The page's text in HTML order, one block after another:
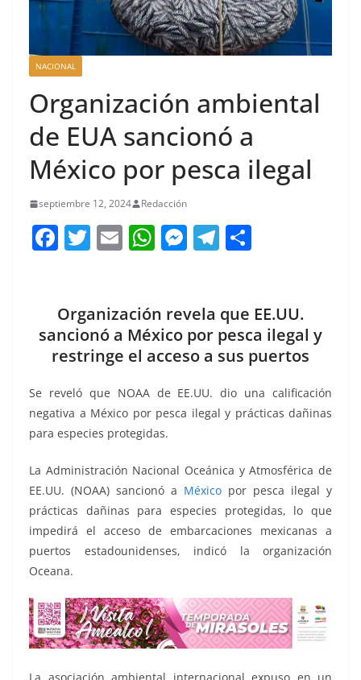
NACIONAL
Organización ambiental
de EUA sancionó a
México por pesca ilegal
septiembre 12, 2024 Redacción
F
e
b
o
o
k
T
er
E
l
W
s
A
p
p
M
e
n
g
er
T
gr
a
m
p
ar
tir
Organización revela que EE.UU.
sancionó a México por pesca ilegal y
restringe el acceso a sus puertos
Se reveló que NOAA de EE.UU. dio una calificación
negativa a México por pesca ilegal y prácticas dañinas
para especies protegidas.
La Administración Nacional Oceánica y Atmosférica de
EE.UU. (NOAA) sancionó a México por pesca ilegal y
prácticas dañinas para especies protegidas, lo que
impedirá el acceso de embarcaciones mexicanas a
puertos estadounidenses, indicó la organización
Oceana.